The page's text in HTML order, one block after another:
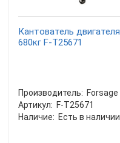
Кантователь двигателя
680кг F-T25671
Производитель: Forsage
Артикул: F-T25671
Наличие: Есть в наличии